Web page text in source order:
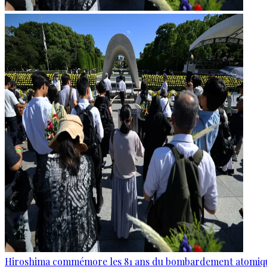
Hiroshima commémore les 81 ans du bombardement